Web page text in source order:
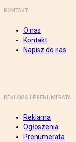
KONTAKT
O nas
Kontakt
Napisz do nas
REKLAMA I PRENUMERATA
Reklama
Ogłoszenia
Prenumerata